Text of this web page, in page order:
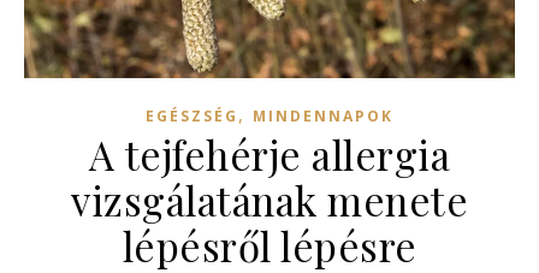
EGÉSZSÉG , MINDENNAPOK
A tejfehérje allergia
vizsgálatának menete
lépésről lépésre